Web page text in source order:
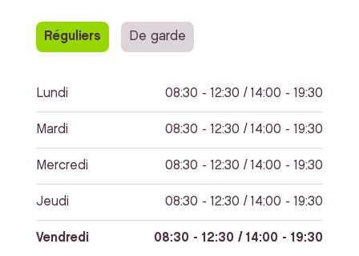
Réguliers De garde
Lundi 08:30 - 12:30 / 14:00 - 19:30
Mardi 08:30 - 12:30 / 14:00 - 19:30
Mercredi 08:30 - 12:30 / 14:00 - 19:30
Jeudi 08:30 - 12:30 / 14:00 - 19:30
Vendredi 08:30 - 12:30 / 14:00 - 19:30